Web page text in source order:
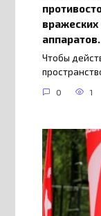
аппаратов.
Чтобы
0 1